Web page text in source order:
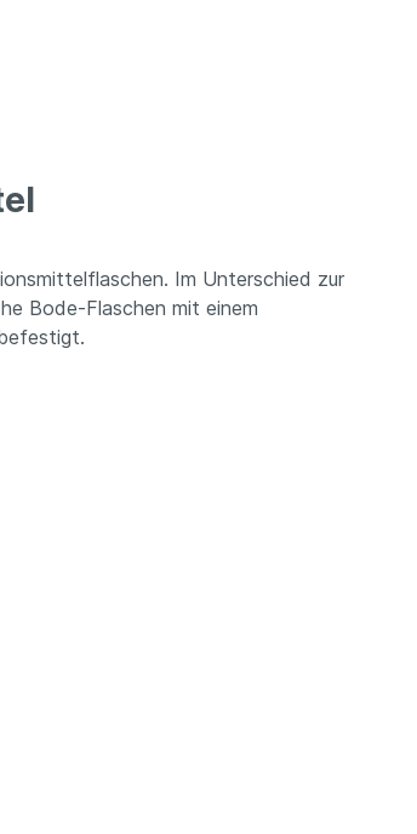
Im Unterschied zur
Bode-Flaschen mit einem